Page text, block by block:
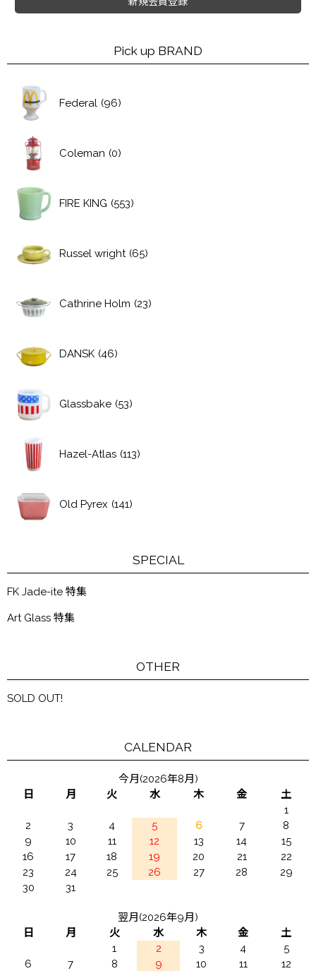
Pick up BRAND
Federal (96)
Coleman (0)
FIRE KING (553)
Russel wright (65)
Cathrine Holm (23)
DANSK (46)
Glassbake (53)
Hazel-Atlas (113)
Old Pyrex (141)
SPECIAL
FK Jade-ite 特集
Art Glass 特集
OTHER
SOLD OUT!
CALENDAR
今月(2026年8月)
日
月 火 水 木 金
土
1
2
3 4 5 6 7
8
9
10 11 12 13 14
15
16
17 18 19 20 21
22
23
24 25 26 27 28
29
30
31
翌月(2026年9月)
日
月 火 水 木 金
土
1
2 3 4
5
6
7 8 9 10 11
12